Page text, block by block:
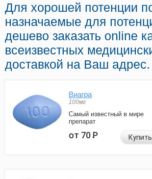
Для хорошей потенции
назначаемые для
дешево заказать online
всеизвестных
доставкой на Ваш адрес.
Виагра
100мг
Самый известный в мире
препарат
от 70Р Купить